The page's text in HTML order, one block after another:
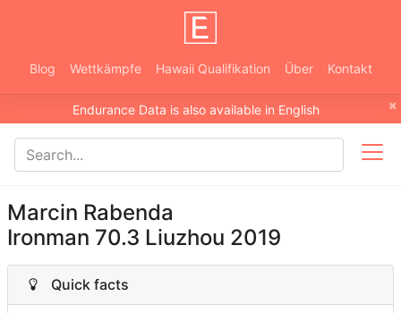
Blog Wettkämpfe Hawaii Qualifikation Über Kontakt
×
Endurance Data is also available in English
Marcin Rabenda
Ironman 70.3 Liuzhou 2019
Quick facts